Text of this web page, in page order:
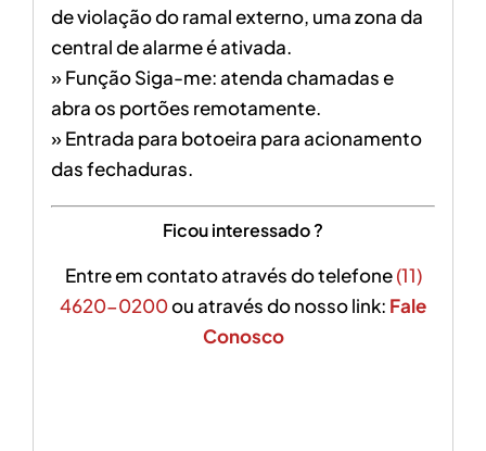
de violação do ramal externo, uma zona da
central de alarme é ativada.
» Função Siga-me: atenda chamadas e
abra os portões remotamente.
» Entrada para botoeira para acionamento
das fechaduras.
Ficou interessado ?
Entre em contato através do telefone(11)
4620-0200ou através do nosso link: Fale
Conosco